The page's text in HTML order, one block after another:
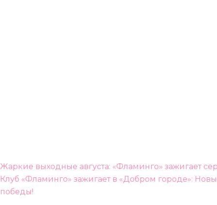
Навигация
по
записям
Жаркие выходные августа: «Фламинго» зажигает
Клуб «Фламинго» зажигает в «Добром городе»:
победы!